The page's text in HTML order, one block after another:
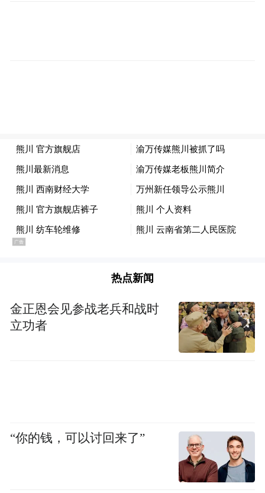
代表，围绕文化传播创新路径、旅游品牌国
际化表达及产业融合发展展开深入探讨。论
坛依托香港这一国际化窗口，致力于搭建中
外交流对话平台，推动中国文旅资源与文化
价值走向更广阔的世界舞台。
尚人物”聚焦在全球语境中积极推动文化交流
与价值传播的杰出代表。龚琳娜的获评，不
仅是对其多年来以音乐为媒推动中华文化国
际传播的认可，也折射出中国故事在国际表
尚路径”，正在让中国的声音被世界更清晰地
热点新闻
金正恩会见参战老兵和战时
立功者
“你的钱，可以讨回来了”